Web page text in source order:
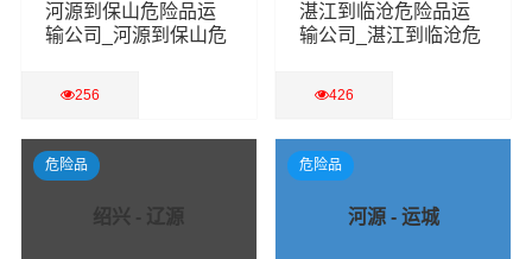
河源到保山危险品运
输公司_河源到保山危
256
查看详细
湛江到临沧危险品运
输公司_湛江到临沧危
426
查看详细
绍兴 - 辽源
危险品
河源 - 运城
危险品